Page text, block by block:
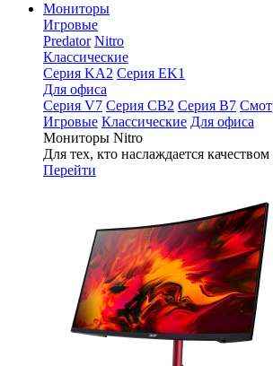
Мониторы
Игровые
Predator Nitro
Классические
Серия KA2 Серия EK1
Для офиса
Серия V7 Серия CB2 Серия B7
Игровые Классические Для офиса
Мониторы Nitro
Для тех, кто наслаждается
Перейти